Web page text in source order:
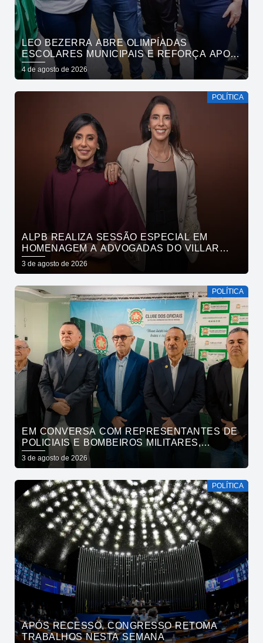
LEO BEZERRA ABRE OLIMPÍADAS
ESCOLARES MUNICIPAIS E REFORÇA APOIO
DA PREFEITURA DE JOÃO PESSOA AO
ESPORTE
4 de agosto de 2026
POLÍTICA
ALPB REALIZA SESSÃO ESPECIAL EM
HOMENAGEM A ADVOGADAS DO VILLAR
MAIA ADVOCACIA
3 de agosto de 2026
POLÍTICA
EM CONVERSA COM REPRESENTANTES DE
POLICIAIS E BOMBEIROS MILITARES,
CÍCERO SE COMPROMETE COM DEMANDAS
E COM A MANUTENÇÃO DE DIÁLOGO
3 de agosto de 2026
POLÍTICA
APÓS RECESSO, CONGRESSO RETOMA
TRABALHOS NESTA SEMANA